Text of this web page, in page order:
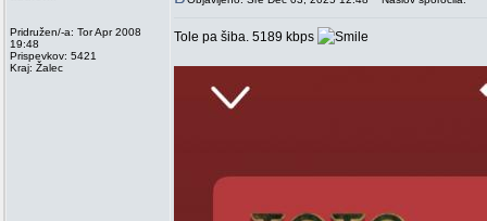
Pridružen/-a: Tor Apr 2008
19:48
Prispevkov: 5421
Kraj: Žalec
Tole pa šiba. 5189 kbps